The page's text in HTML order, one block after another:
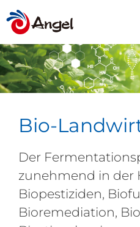
Bio-
Der
zunehmend in der
Biopestiziden,
Bioremediation,